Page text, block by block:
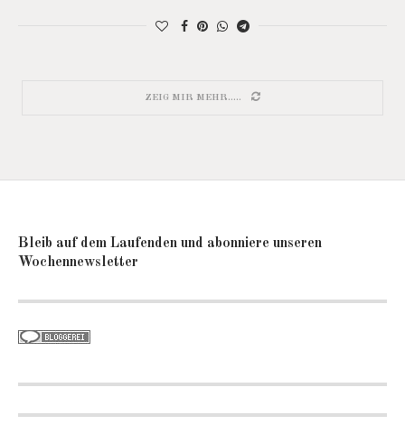
ZEIG MIR MEHR.....
Bleib auf dem Laufenden und abonniere unseren
Wochennewsletter